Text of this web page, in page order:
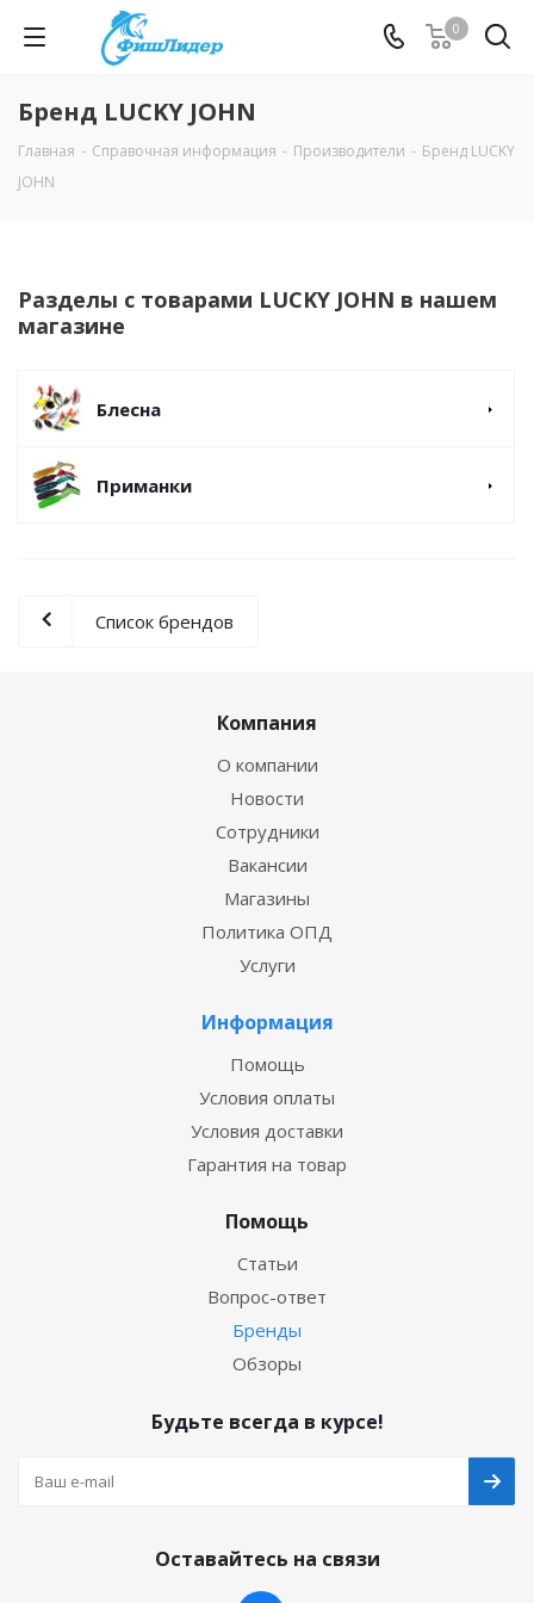
0
Бренд LUCKY JOHN
Главная - Справочная информация - Производители - Бренд LUCKY
JOHN
Разделы с товарами LUCKY JOHN в нашем
магазине
Блесна
Приманки
Список брендов
Компания
О компании
Новости
Сотрудники
Вакансии
Магазины
Политика ОПД
Услуги
Информация
Помощь
Условия оплаты
Условия доставки
Гарантия на товар
Помощь
Статьи
Вопрос-ответ
Бренды
Обзоры
Будьте всегда в курсе!
Оставайтесь на связи